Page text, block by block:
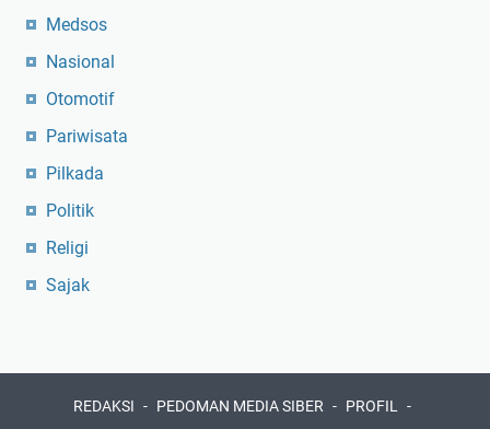
Medsos
Nasional
Otomotif
Pariwisata
Pilkada
Politik
Religi
Sajak
REDAKSI PEDOMAN MEDIA SIBER PROFIL